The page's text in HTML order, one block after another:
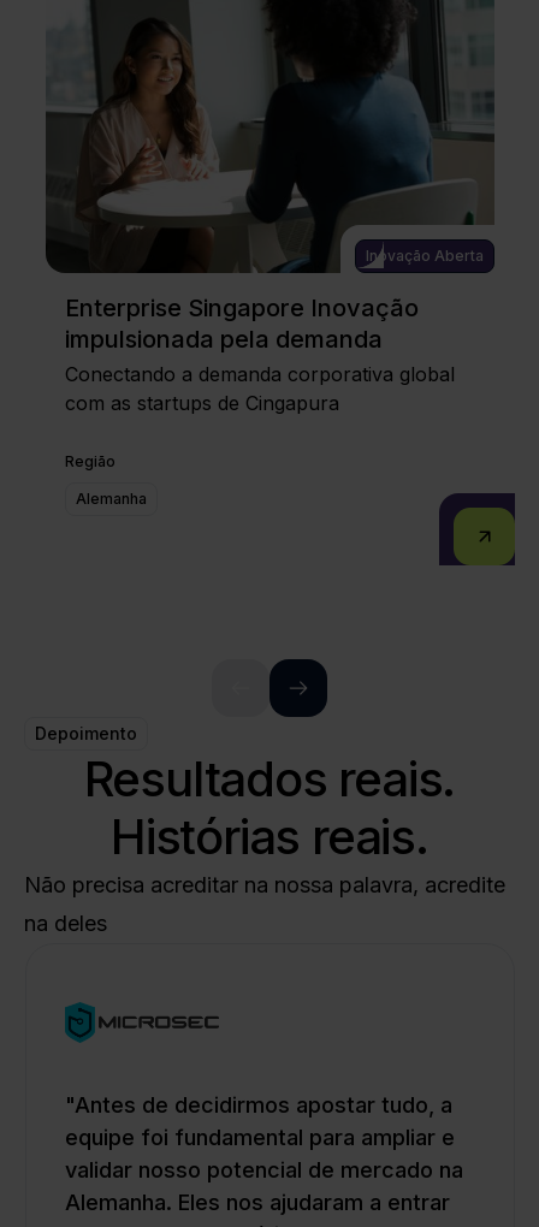
Inovação Aberta
Enterprise Singapore Inovação
impulsionada pela demanda
Conectando a demanda corporativa global
com as startups de Cingapura
Região
Alemanha
Depoimento
Resultados reais.
Histórias reais.
Não precisa acreditar na nossa palavra, acredite
na deles
"Antes de decidirmos apostar tudo, a
equipe foi fundamental para ampliar e
validar nosso potencial de mercado na
Alemanha. Eles nos ajudaram a entrar